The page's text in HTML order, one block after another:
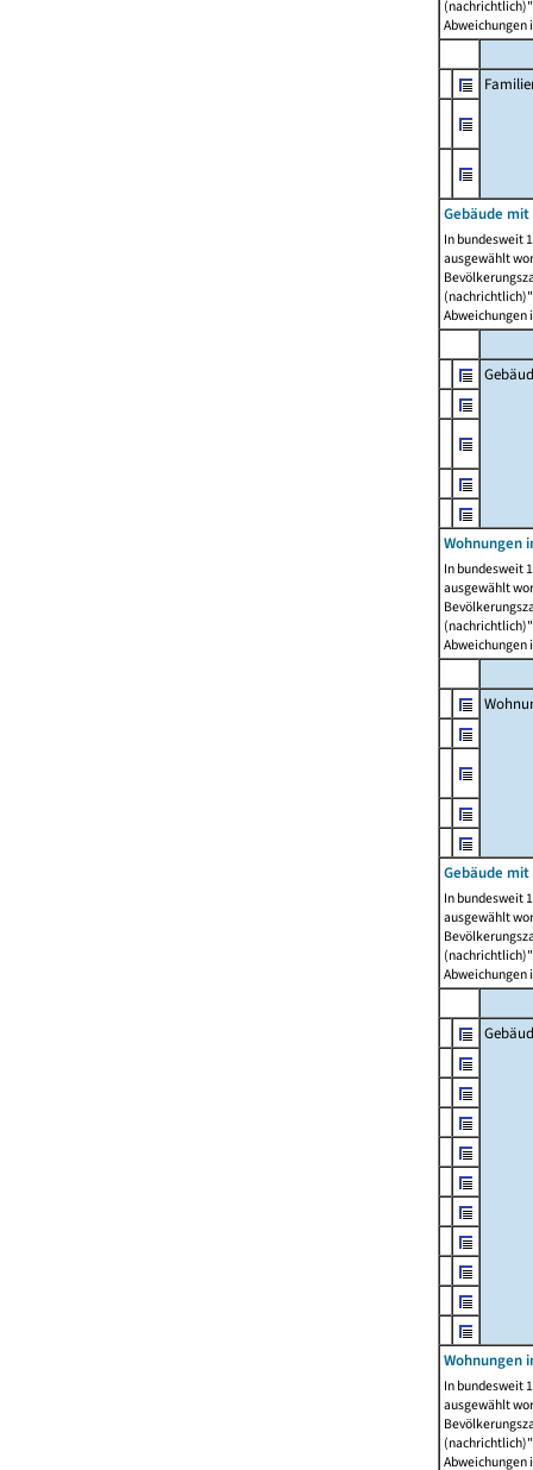
Abweichungen
Gebäude
In bundesweit
ausgewählt
Abweichungen
Wohnungen
In bundesweit
ausgewählt
Abweichungen
Gebäude
In bundesweit
ausgewählt
Abweichungen
Wohnungen
In bundesweit
ausgewählt
Abweichungen